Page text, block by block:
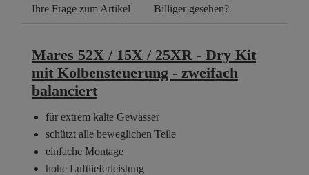
Ihre Frage zum Artikel Billiger gesehen?
Mares 52X / 15X / 25XR - Dry Kit
mit Kolbensteuerung - zweifach
balanciert
für extrem kalte Gewässer
schützt alle beweglichen Teile
einfache Montage
hohe Luftlieferleistung